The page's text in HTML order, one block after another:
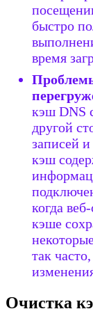
быстро
время
кэш DNS
другой
записей
кэш
когда
кэше
так
Очистка